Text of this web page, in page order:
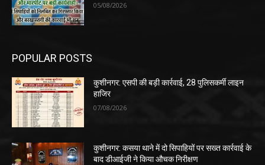
05/08/2026
POPULAR POSTS
कुशीनगर: एसपी की बड़ी कार्रवाई, 28 पुलिसकर्मी लाइन
हाजिर
07/08/2026
कुशीनगर: कसया थाने में दो सिपाहियों पर सख्त कार्रवाई के
बाद डीआईजी ने किया औचक निरीक्षण